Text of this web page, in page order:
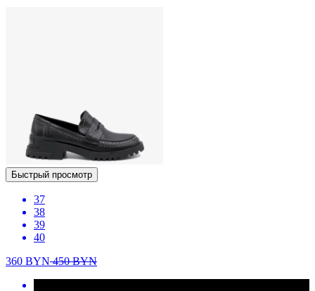
Быстрый просмотр
37
38
39
40
360 BYN450BYN